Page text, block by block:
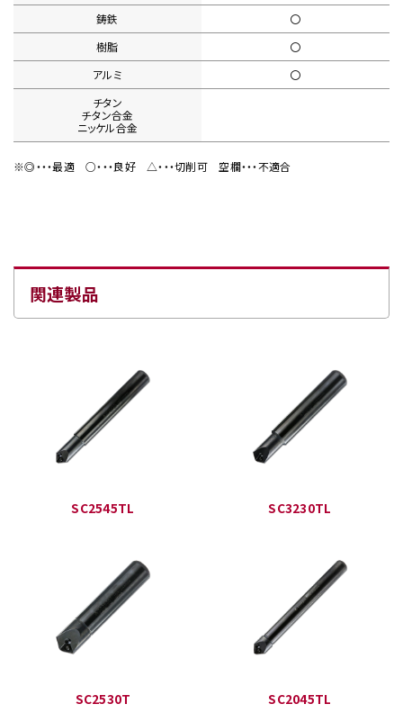
鋳鉄
〇
樹脂
〇
アルミ
〇
チタン
チタン合金
ニッケル合金
※◎・・・最適○・・・良好△・・・切削可 空欄・・・不適合
関連製品
SC2545TL SC3230TL
SC2530T SC2045TL